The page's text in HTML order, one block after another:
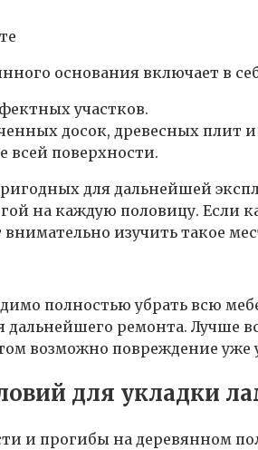
основания включает в
участков.
досок, древесных плит и
всей поверхности.
для дальнейшей
на каждую половицу. Если
внимательно изучить такое
полностью убрать всю
дальнейшего ремонта. Лучше
возможно повреждение уже
для укладки
и прогибы на деревянном